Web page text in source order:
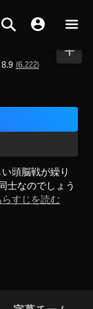
8.9 (6,222)
頭脳戦が繰り
士なのでしょう
らすじを読む